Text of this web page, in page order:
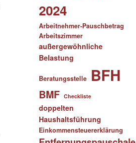
2024
Arbeitnehmer-Pauschbetrag
Arbeitszimmer
außergewöhnliche
Belastung
Beratungsstelle BFH
BMF Checkliste
doppelten
Haushaltsführung
Einkommensteuererklärung